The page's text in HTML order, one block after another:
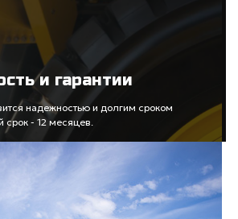
и гарантии
надежностью и долгим сроком
срок - 12 месяцев.